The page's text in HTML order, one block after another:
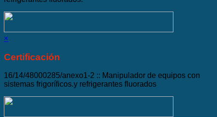
×
Certificación
16/14/48000285/anexo1-2 :: Manipulador de equipos con
sistemas frigoríficos.y refrigerantes fluorados